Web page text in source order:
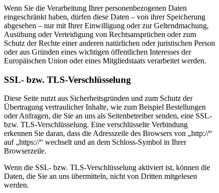
Wenn Sie die Verarbeitung Ihrer personenbezogenen Daten
eingeschränkt haben, dürfen diese Daten – von ihrer Speicherung
abgesehen – nur mit Ihrer Einwilligung oder zur Geltendmachung,
Ausübung oder Verteidigung von Rechtsansprüchen oder zum
Schutz der Rechte einer anderen natürlichen oder juristischen Person
oder aus Gründen eines wichtigen öffentlichen Interesses der
Europäischen Union oder eines Mitgliedstaats verarbeitet werden.
SSL- bzw. TLS-Verschlüsselung
Diese Seite nutzt aus Sicherheitsgründen und zum Schutz der
Übertragung vertraulicher Inhalte, wie zum Beispiel Bestellungen
oder Anfragen, die Sie an uns als Seitenbetreiber senden, eine SSL-
bzw. TLS-Verschlüsselung. Eine verschlüsselte Verbindung
erkennen Sie daran, dass die Adresszeile des Browsers von „http://“
auf „https://“ wechselt und an dem Schloss-Symbol in Ihrer
Browserzeile.
Wenn die SSL- bzw. TLS-Verschlüsselung aktiviert ist, können die
Daten, die Sie an uns übermitteln, nicht von Dritten mitgelesen
werden.